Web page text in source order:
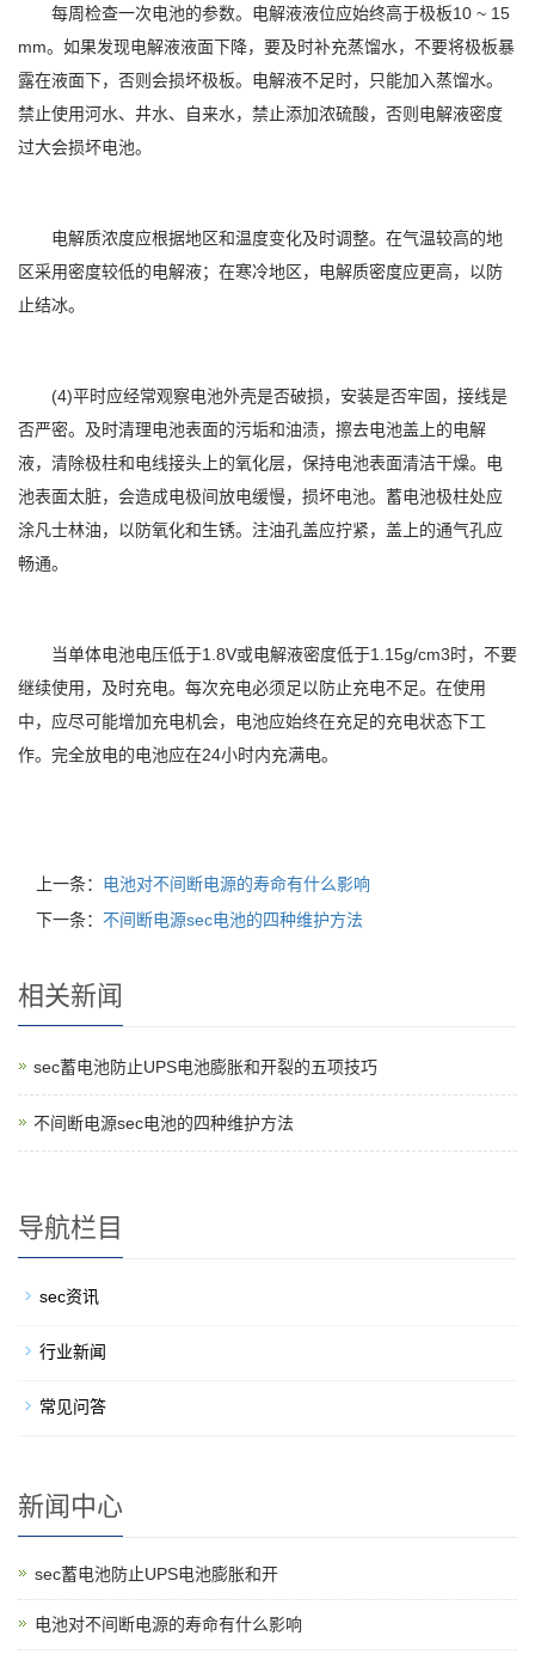
每周检查一次电池的参数。电解液液位应始终高于极板10 ~ 15
mm。如果发现电解液液面下降，要及时补充蒸馏水，不要将极板暴
露在液面下，否则会损坏极板。电解液不足时，只能加入蒸馏水。
禁止使用河水、井水、自来水，禁止添加浓硫酸，否则电解液密度
过大会损坏电池。
电解质浓度应根据地区和温度变化及时调整。在气温较高的地
区采用密度较低的电解液；在寒冷地区，电解质密度应更高，以防
止结冰。
(4)平时应经常观察电池外壳是否破损，安装是否牢固，接线是
否严密。及时清理电池表面的污垢和油渍，擦去电池盖上的电解
液，清除极柱和电线接头上的氧化层，保持电池表面清洁干燥。电
池表面太脏，会造成电极间放电缓慢，损坏电池。蓄电池极柱处应
涂凡士林油，以防氧化和生锈。注油孔盖应拧紧，盖上的通气孔应
畅通。
当单体电池电压低于1.8V或电解液密度低于1.15g/cm3时，不要
继续使用，及时充电。每次充电必须足以防止充电不足。在使用
中，应尽可能增加充电机会，电池应始终在充足的充电状态下工
作。完全放电的电池应在24小时内充满电。
上一条： 电池对不间断电源的寿命有什么影响
下一条： 不间断电源sec电池的四种维护方法
相关新闻
sec蓄电池防止UPS电池膨胀和开裂的五项技巧
不间断电源sec电池的四种维护方法
导航栏目
sec资讯
行业新闻
常见问答
新闻中心
sec蓄电池防止UPS电池膨胀和开
电池对不间断电源的寿命有什么影响